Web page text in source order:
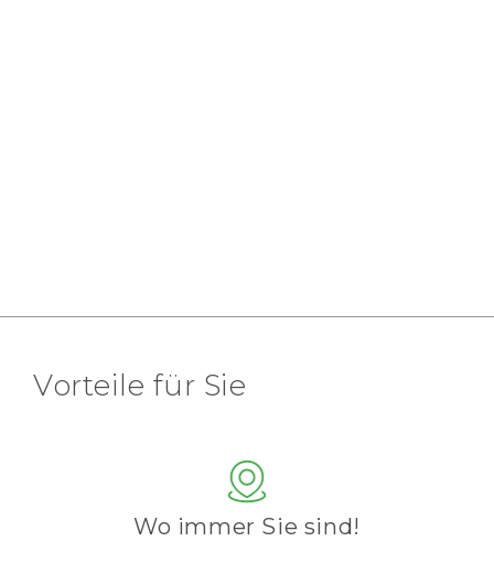
Vorteile für Sie
Wo immer Sie sind!